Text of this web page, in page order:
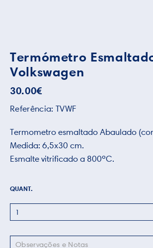
Termómetro
Volkswagen
30.00€
Referência: TVWF
Termometro esmaltado Abaulado
Medida: 6,5x30 cm.
Esmalte vitrificado a 800ºC.
QUANT.